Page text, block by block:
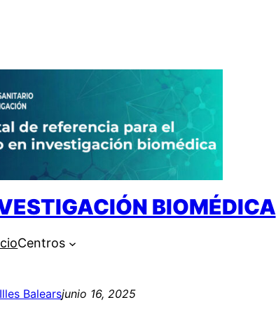
BIOMÉDICA
Centros
Balearsjunio 16, 2025